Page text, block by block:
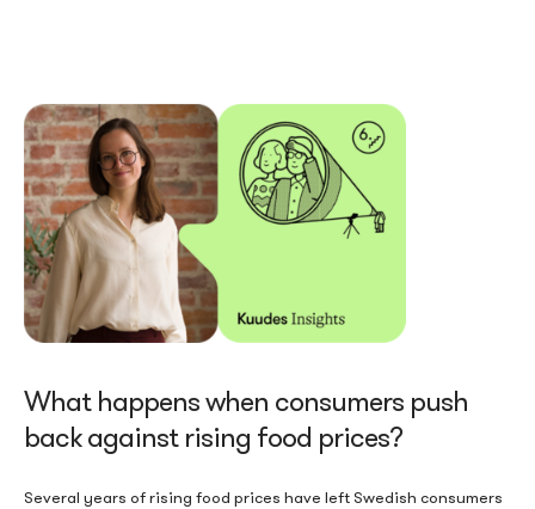
What happens when consumers push
back against rising food prices?
Several years of rising food prices have left Swedish consumers